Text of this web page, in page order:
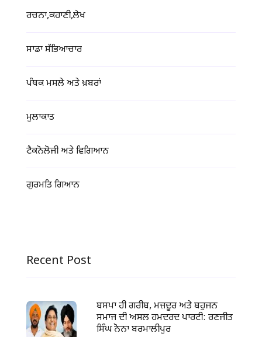
ਰਚਨਾ,ਕਹਾਣੀ,ਲੇਖ
ਸਾਡਾ ਸੱਭਿਆਚਾਰ
ਪੰਥਕ ਮਸਲੇ ਅਤੇ ਖ਼ਬਰਾਂ
ਮੁਲਾਕਾਤ
ਟੈਕਨੋਲੋਜੀ ਅਤੇ ਵਿਗਿਆਨ
ਗੁਰਮਤਿ ਗਿਆਨ
Recent Post
ਬਸਪਾ ਹੀ ਗਰੀਬ, ਮਜ਼ਦੂਰ ਅਤੇ ਬਹੁਜਨ
ਸਮਾਜ ਦੀ ਅਸਲ ਹਮਦਰਦ ਪਾਰਟੀ: ਰਣਜੀਤ
ਸਿੰਘ ਨੋਨਾ ਬਰਮਾਲੀਪੁਰ